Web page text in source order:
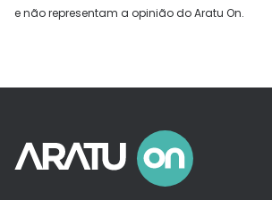
e não representam a opinião do Aratu On.